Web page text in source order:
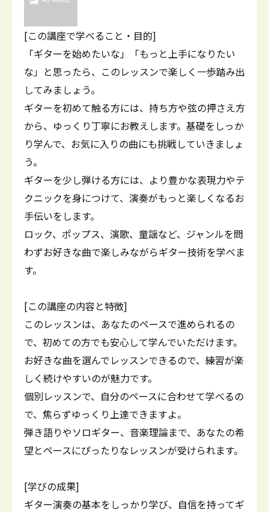
[この講座で学べること・目的]
「ギターを始めたいな」「もっと上手になりたい
な」と思ったら、このレッスンで楽しく一歩踏み出
してみましょう。
ギターを初めて触る方には、持ち方や弦の押さえ方
から、ゆっくり丁寧にお教えします。基礎をしっか
り学んで、お気に入りの曲にも挑戦していきましょ
う。
ギターを少し弾ける方には、より豊かな表現力やテ
クニックを身につけて、演奏がもっと楽しくなるお
手伝いをします。
ロック、ポップス、演歌、童謡など、ジャンルを問
わずお好きな曲で楽しみながらギター技術を学べま
す。
[この講座の内容と特徴]
このレッスンは、あなたのペースで進められるの
で、初めての方でも安心して学んでいただけます。
お好きな曲を選んでレッスンできるので、練習が楽
しく続けやすいのが魅力です。
個別レッスンで、自分のペースに合わせて学べるの
で、焦らずゆっくり上達できますよ。
弾き語りやソロギター、音楽理論まで、あなたの希
望とペースにぴったりなレッスンが受けられます。
[学びの成果]
ギター演奏の基本をしっかり学び、自信を持ってギ